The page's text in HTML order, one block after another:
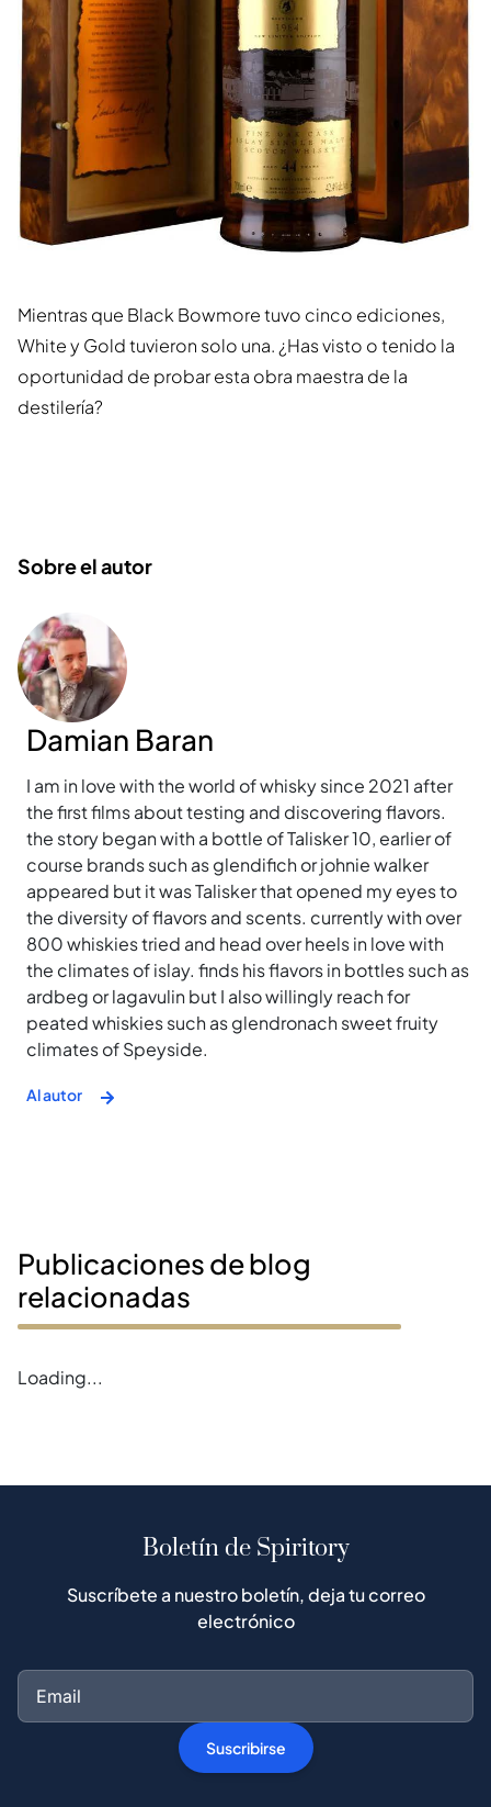
Mientras que Black Bowmore tuvo cinco ediciones,
White y Gold tuvieron solo una. ¿Has visto o tenido la
oportunidad de probar esta obra maestra de la
destilería?
Sobre el autor
Damian Baran
I am in love with the world of whisky since 2021 after
the first films about testing and discovering flavors.
the story began with a bottle of Talisker 10, earlier of
course brands such as glendifich or johnie walker
appeared but it was Talisker that opened my eyes to
the diversity of flavors and scents. currently with over
800 whiskies tried and head over heels in love with
the climates of islay. finds his flavors in bottles such as
ardbeg or lagavulin but I also willingly reach for
peated whiskies such as glendronach sweet fruity
climates of Speyside.
Al autor
Publicaciones de blog
relacionadas
Loading...
Boletín de Spiritory
Suscríbete a nuestro boletín, deja tu correo
electrónico
Suscribirse